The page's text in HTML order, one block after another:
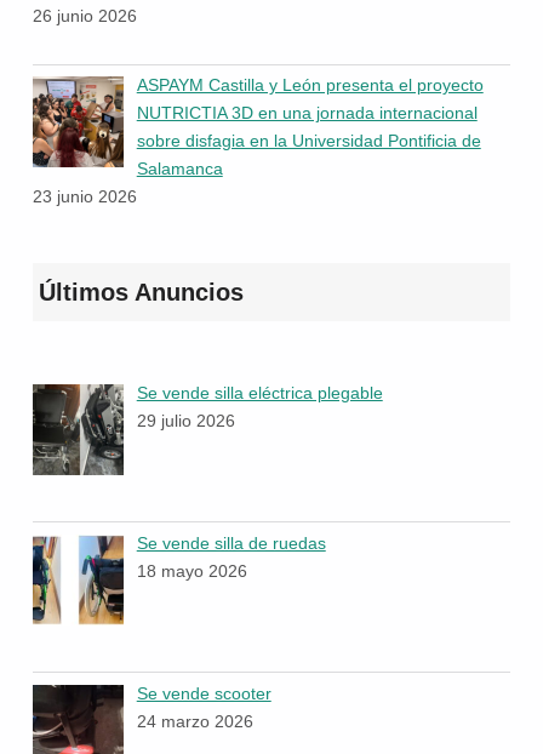
26 junio 2026
ASPAYM Castilla y León presenta el proyecto
NUTRICTIA 3D en una jornada internacional
sobre disfagia en la Universidad Pontificia de
Salamanca
23 junio 2026
Últimos Anuncios
Se vende silla eléctrica plegable
29 julio 2026
Se vende silla de ruedas
18 mayo 2026
Se vende scooter
24 marzo 2026